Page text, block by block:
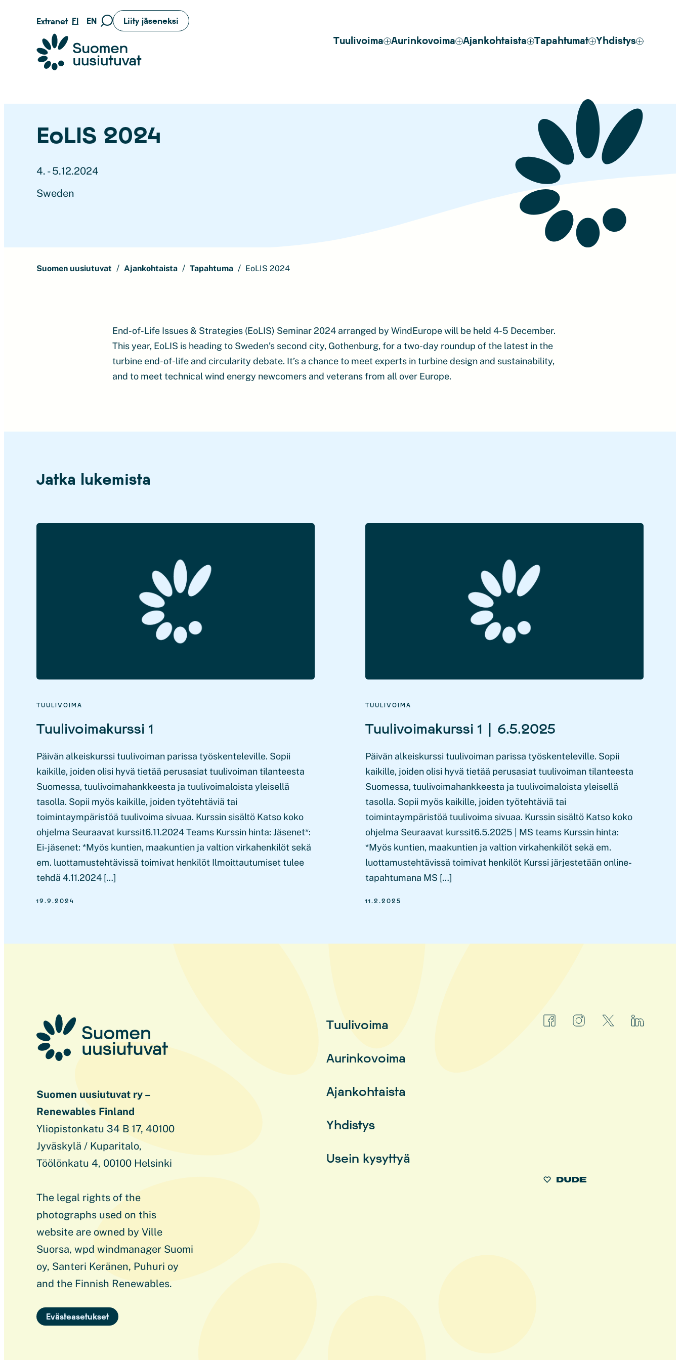
sisältöön
Extranet FI EN
Siirry
Liity jäseneksi
Suomen uusiutuvat ry
Tuulivoima Aurinkovoima Ajankohtaista Tapahtumat Yhdistys
EoLIS 2024
4. - 5.12.2024
Sweden
Suomen uusiutuvat Ajankohtaista Tapahtuma EoLIS 2024
End-of-Life Issues & Strategies (EoLIS) Seminar 2024 arranged by WindEurope will be held 4-5 December.
This year, EoLIS is heading to Sweden’s second city, Gothenburg, for a two-day roundup of the latest in the
turbine end-of-life and circularity debate. It’s a chance to meet experts in turbine design and sustainability,
and to meet technical wind energy newcomers and veterans from all over Europe.
Jatka lukemista
TUULIVOIMA
Tuulivoimakurssi 1
Päivän alkeiskurssi tuulivoiman parissa työskenteleville. Sopii
kaikille, joiden olisi hyvä tietää perusasiat tuulivoiman tilanteesta
Suomessa, tuulivoimahankkeesta ja tuulivoimaloista yleisellä
tasolla. Sopii myös kaikille, joiden työtehtäviä tai
toimintaympäristöä tuulivoima sivuaa. Kurssin sisältö Katso koko
ohjelma Seuraavat kurssit6.11.2024 Teams Kurssin hinta: Jäsenet*:
Ei-jäsenet: *Myös kuntien, maakuntien ja valtion virkahenkilöt sekä
em. luottamustehtävissä toimivat henkilöt Ilmoittautumiset tulee
tehdä 4.11.2024 […]
19.9.2024
TUULIVOIMA
Tuulivoimakurssi 1 | 6.5.2025
Päivän alkeiskurssi tuulivoiman parissa työskenteleville. Sopii
kaikille, joiden olisi hyvä tietää perusasiat tuulivoiman tilanteesta
Suomessa, tuulivoimahankkeesta ja tuulivoimaloista yleisellä
tasolla. Sopii myös kaikille, joiden työtehtäviä tai
toimintaympäristöä tuulivoima sivuaa. Kurssin sisältö Katso koko
ohjelma Seuraavat kurssit6.5.2025 | MS teams Kurssin hinta:
*Myös kuntien, maakuntien ja valtion virkahenkilöt sekä em.
luottamustehtävissä toimivat henkilöt Kurssi järjestetään online-
tapahtumana MS […]
11.2.2025
Suomen uusiutuvat ry –
Renewables Finland
Yliopistonkatu 34 B 17, 40100
Jyväskylä / Kuparitalo,
Töölönkatu 4, 00100 Helsinki
The legal rights of the
photographs used on this
website are owned by Ville
Suorsa, wpd windmanager Suomi
oy, Santeri Keränen, Puhuri oy
and the Finnish Renewables.
Evästeasetukset
Tuulivoima
Aurinkovoima
Ajankohtaista
Yhdistys
Usein kysyttyä
facebookinstagram linkedin